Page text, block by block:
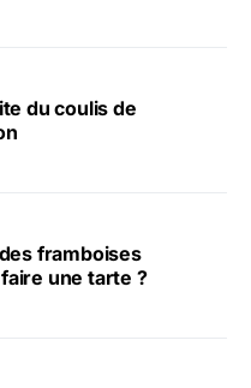
du coulis de
framboises
une tarte ?